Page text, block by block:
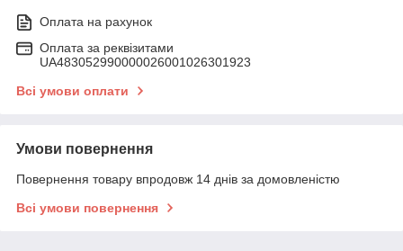
Оплата на рахунок
Оплата за реквізитами
UA483052990000026001026301923
Всі умови оплати
Умови повернення
Повернення товару впродовж 14 днів за домовленістю
Всі умови повернення